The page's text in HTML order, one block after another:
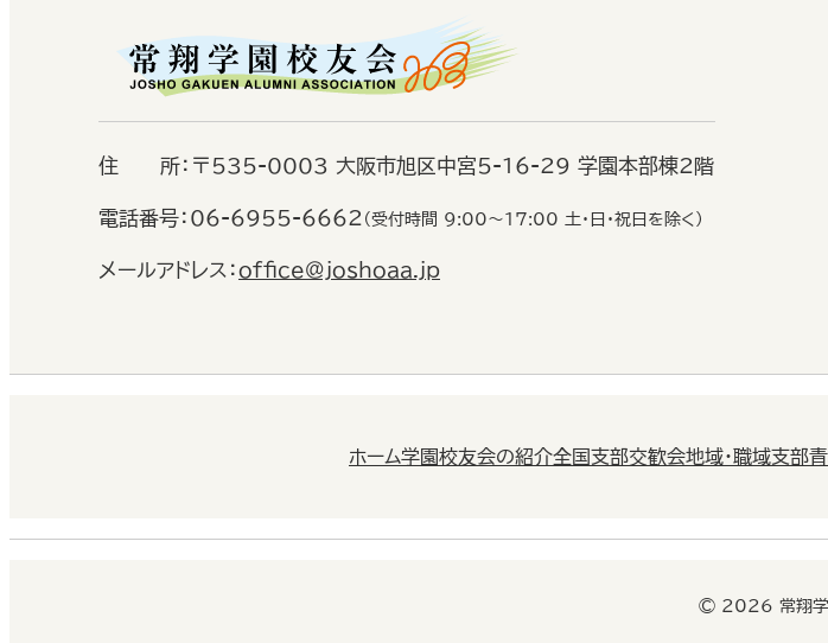
住 所： 〒535-0003 大阪市旭区中宮5-16-29 学園本部棟2階
電話番号： 06-6955-6662 （受付時間 9:00〜17:00 土・日・祝日を除く）
メールアドレス：office@joshoaa.jp
ホーム学園校友会の紹介全国支部交歓会地域・職域支部
© 2026 常翔学